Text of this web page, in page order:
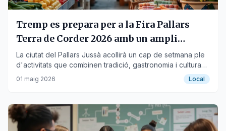
Tremp es prepara per a la Fira Pallars
Terra de Corder 2026 amb un ampli
programa
La ciutat del Pallars Jussà acollirà un cap de setmana ple
d'activitats que combinen tradició, gastronomia i cultura
ovina.
01 maig 2026 Local